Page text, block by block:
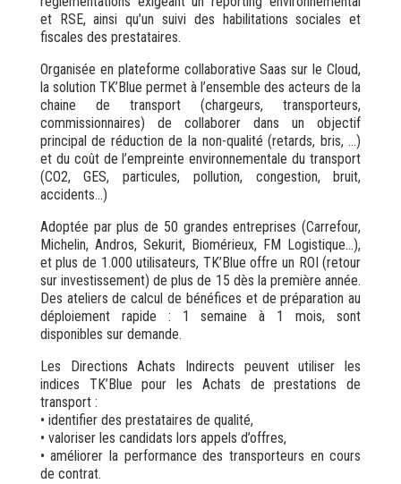
et RSE, ainsi qu’un suivi des habilitations sociales et
fiscales des prestataires.
Organisée en plateforme collaborative Saas sur le Cloud,
la solution TK’Blue permet à l’ensemble des acteurs de la
chaine de transport (chargeurs, transporteurs,
commissionnaires) de collaborer dans un objectif
principal de réduction de la non-qualité (retards, bris, …)
et du coût de l’empreinte environnementale du transport
(CO2, GES, particules, pollution, congestion, bruit,
accidents…)
Adoptée par plus de 50 grandes entreprises (Carrefour,
Michelin, Andros, Sekurit, Biomérieux, FM Logistique…),
et plus de 1.000 utilisateurs, TK’Blue offre un ROI (retour
sur investissement) de plus de 15 dès la première année.
Des ateliers de calcul de bénéfices et de préparation au
déploiement rapide : 1 semaine à 1 mois, sont
disponibles sur demande.
Les Directions Achats Indirects peuvent utiliser les
indices TK’Blue pour les Achats de prestations de
transport :
• identifier des prestataires de qualité,
• valoriser les candidats lors appels d’offres,
• améliorer la performance des transporteurs en cours
de contrat.